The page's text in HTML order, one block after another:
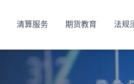
清算服务 期货教育 法规